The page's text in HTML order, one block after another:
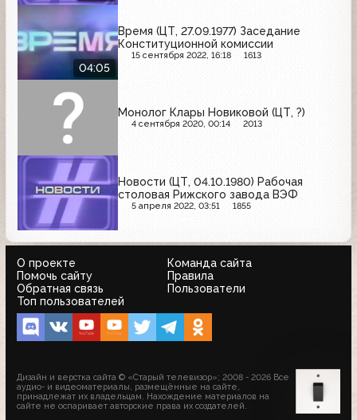
04:05
Время (ЦТ, 27.09.1977) Заседание
Конституционной комиссии
15 сентября 2022, 16:18 1613
Монолог Клары Новиковой (ЦТ, ?)
4 сентября 2020, 00:14 2013
Новости (ЦТ, 04.10.1980) Рабочая
столовая Рижского завода ВЭФ
5 апреля 2022, 03:51 1855
О проекте
Команда сайта
Помочь сайту
Правила
Обратная связь
Пользователи
Топ пользователей
Дизайн и верстка сайта © «Старый телевизор»; 2008 - 2026 Все
аудио- и видеоматериалы, размещённые на сайте,
принадлежат их владельцам. Нахождение материалов на
сайте не оспаривает авторские права их создателей.